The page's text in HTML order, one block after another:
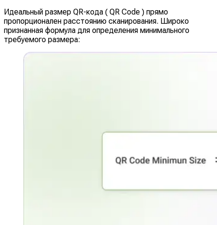
Идеальный размер QR-кода ( QR Code ) прямо
пропорционален расстоянию сканирования. Широко
признанная формула для определения минимального
требуемого размера: